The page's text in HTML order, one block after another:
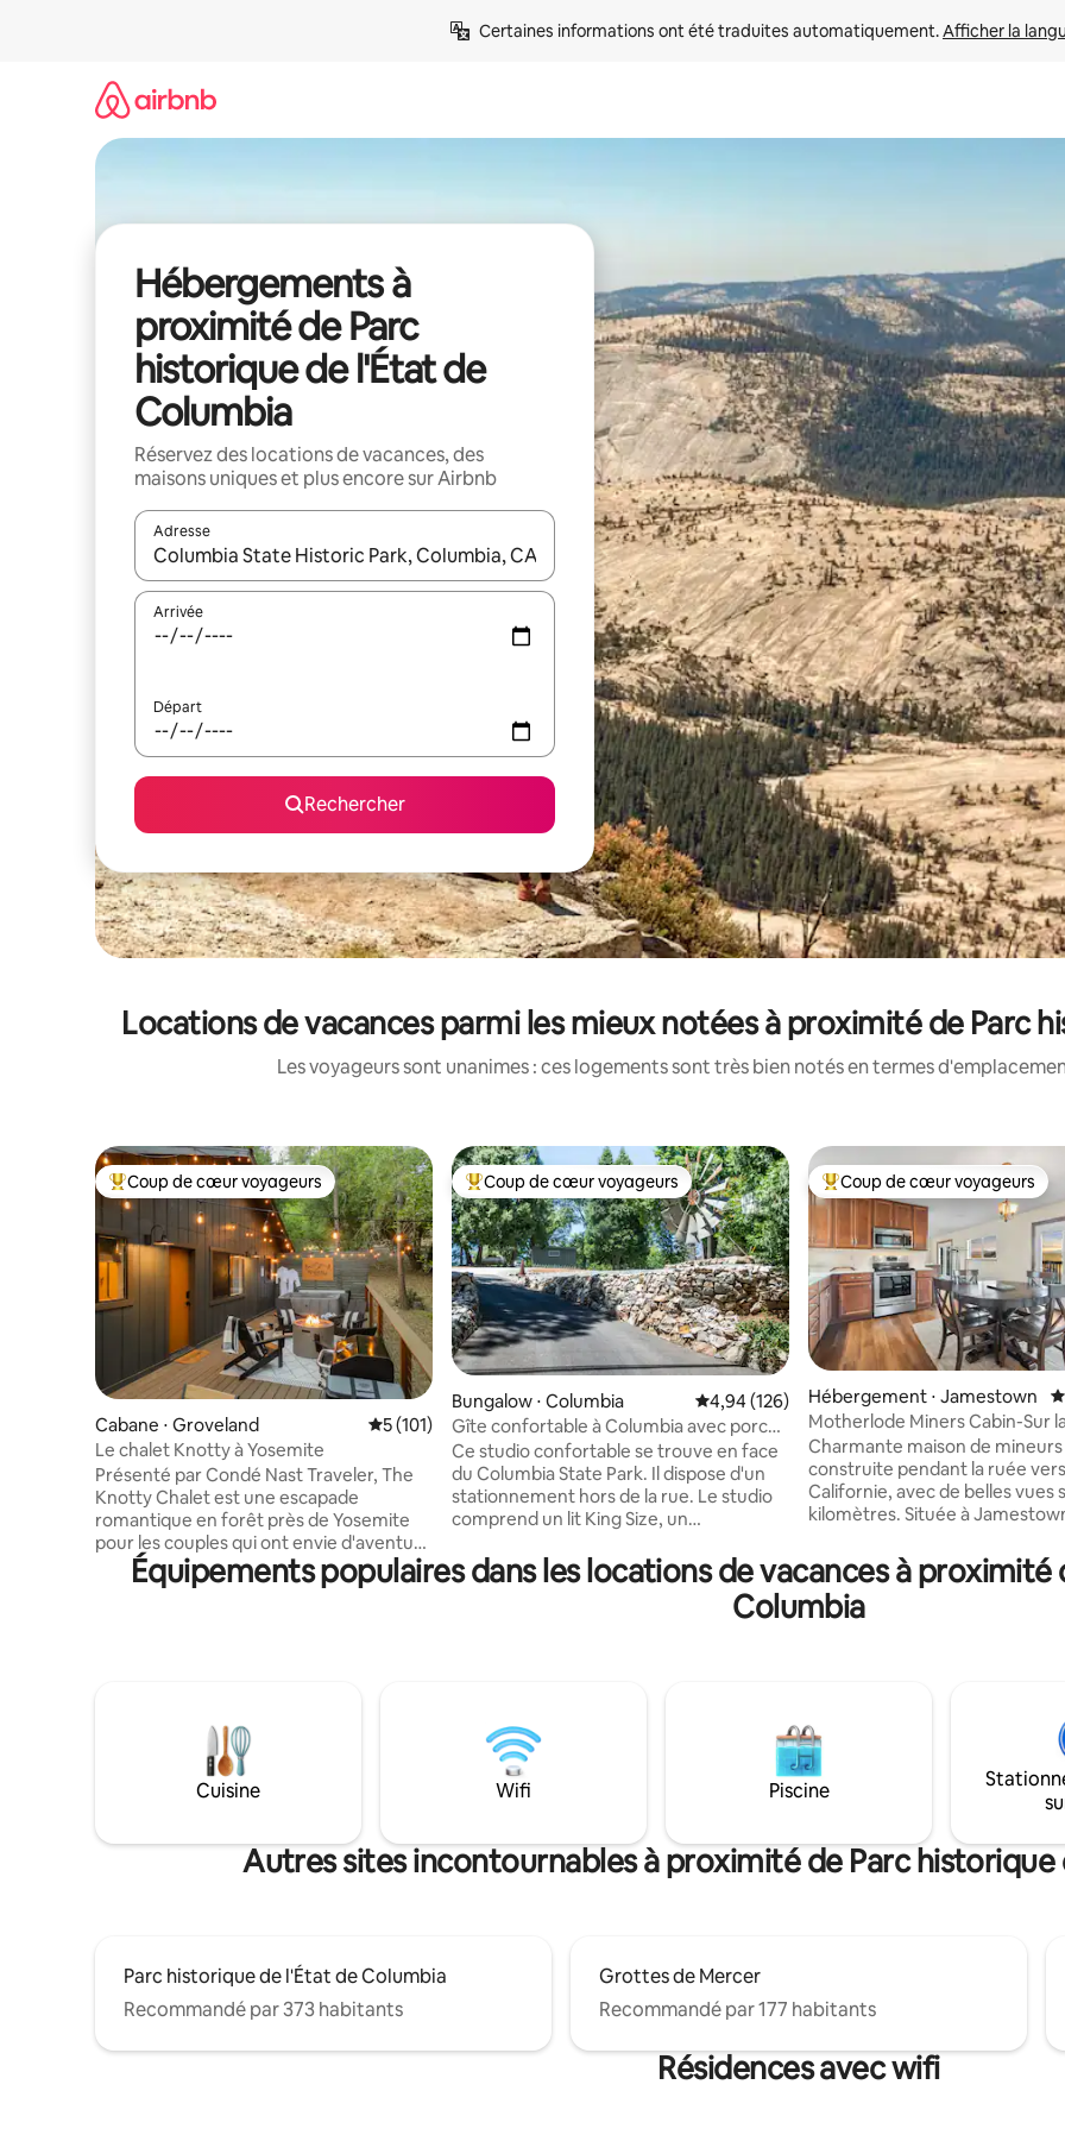
Certaines informations ont été traduites automatiquement. Afficher la
Hébergements à
proximité de Parc
historique de l'État de
Columbia
Réservez des locations de vacances, des
maisons uniques et plus encore sur Airbnb
Adresse
Lorsque les résultats s'affichent, utilisez les flèches vers le haut et vers le bas pour les parcourir ou en appuyant et en
Arrivée
Départ
Rechercher
Locations de vacances parmi les mieux notées à proximité de Parc
Les voyageurs sont unanimes : ces logements sont très bien notés en termes
Coups de cœur voyageurs les plus appréciés
Coup de cœur voyageurs
Cabane ⋅ Groveland Évaluation moyenne sur la base de 101 commentaires : 5 sur 5
5 (101)
Le chalet Knotty à Yosemite
Présenté par Condé Nast Traveler, The
Knotty Chalet est une escapade
romantique en forêt près de Yosemite
pour les couples qui ont envie d'aventure
le jour et de détente la nuit. Parcourez
les sentiers emblématiques de Yosemite,
Mountain Lake, le chalet allie l'âme d'un
chalet vintage au confort d'un
établissement de charme. Isolé,
romantique, accueillant pour les chiens
jusqu'à 4 personnes.
Coups de cœur voyageurs les plus appréciés
Coup de cœur voyageurs
Bungalow ⋅ Columbia Évaluation moyenne sur la base de 126
4,94 (126)
Gîte confortable à Columbia avec porche
charmant
Ce studio confortable se trouve en face
du Columbia State Park. Il dispose d'un
stationnement hors de la rue. Le studio
comprend un lit King Size, un
taille, et une salle de bains avec douche.
Le charme de Columbia comprend son
national de Yosemite et les grands arbres
de Calaveras, ainsi que la randonnée et la
navigation de plaisance locales. Notre
WiFi n'est pas fiable, alors ne comptez
Coups de cœur voyageurs les
Coup de cœur voyageurs
Hébergement ⋅ Jamestown
Motherlode Miners Cabin-Sur
Yosemite.
Charmante maison de
construite pendant la ruée
Californie, avec de belles vues
kilomètres. Située à
l'entrée du parc national de
Big Oak Flat. L'une des deux
situées sur un terrain de plus de
14,25 acres. Détendez-vous et
nocturne depuis le balcon ; un
pour les amateurs d'étoiles.
lampadaires. Situé à 3,3 miles
ville de Jamestown et à 6 miles
Équipements populaires dans les locations de vacances à
Columbia
Cuisine Wifi Piscine
Autres sites incontournables à proximité de Parc
Parc historique de l'État de Columbia
Recommandé par 373 habitants
Grottes de Mercer
Recommandé par 177 habitants
Résidences avec wifi